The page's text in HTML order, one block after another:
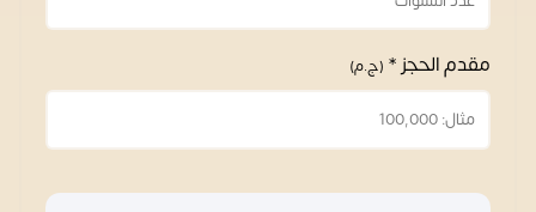
مقدم الحجز * (ج.م)